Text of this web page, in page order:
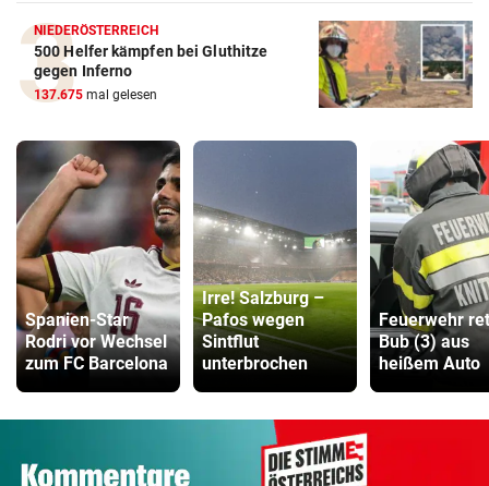
NIEDERÖSTERREICH
500 Helfer kämpfen bei Gluthitze
gegen Inferno
137.675 mal gelesen
Spanien-Star
Rodri vor Wechsel
zum FC Barcelona
Irre! Salzburg –
Pafos wegen
Sintflut
unterbrochen
Feuerwehr
Bub (3) aus
heißem Auto